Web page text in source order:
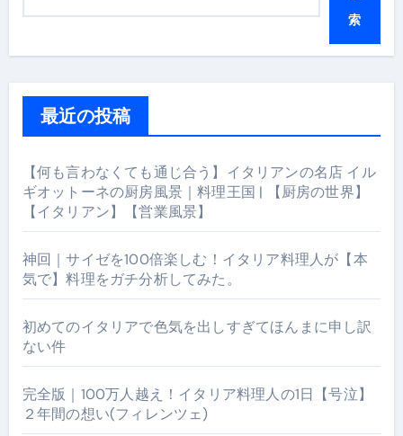
索
最近の投稿
【何も言わなくても通じ合う】イタリアンの名店 イル
ギオットーネの厨房風景｜料理王国 | 【厨房の世界】
【イタリアン】【営業風景】
神回｜サイゼを100倍楽しむ！イタリア料理人が【本
気で】料理をガチ分析してみた。
初めてのイタリアで色気を出しすぎてほんまに申し訳
ない件
完全版｜100万人越え！イタリア料理人の1日【号泣】
２年間の想い(フィレンツェ)